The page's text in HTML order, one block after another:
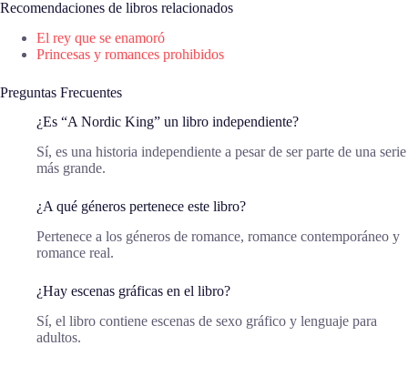
Recomendaciones de libros relacionados
El rey que se enamoró
Princesas y romances prohibidos
Preguntas Frecuentes
¿Es “A Nordic King” un libro independiente?
Sí, es una historia independiente a pesar de ser parte de una serie
más grande.
¿A qué géneros pertenece este libro?
Pertenece a los géneros de romance, romance contemporáneo y
romance real.
¿Hay escenas gráficas en el libro?
Sí, el libro contiene escenas de sexo gráfico y lenguaje para
adultos.